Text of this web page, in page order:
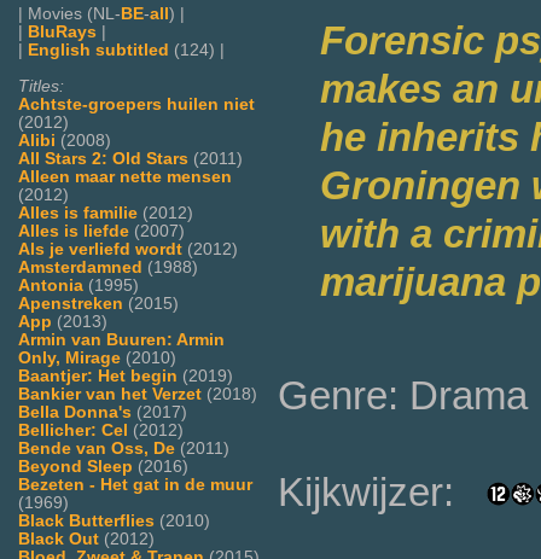
| Movies (NL- BE-all ) |
BluRays
English subtitled (124) |
Titles:
Achtste-groepers huilen niet
(2012)
Alibi (2008)
All Stars 2: Old Stars (2011)
Alleen maar nette mensen
(2012)
Alles is familie (2012)
Alles is liefde (2007)
Als je verliefd wordt (2012)
Amsterdamned (1988)
Antonia (1995)
Apenstreken (2015)
App (2013)
Armin van Buuren: Armin
Only, Mirage (2010)
Baantjer: Het begin (2019)
Bankier van het Verzet (2018)
Bella Donna's (2017)
Bellicher: Cel (2012)
Bende van Oss, De (2011)
Beyond Sleep (2016)
Bezeten - Het gat in de muur
(1969)
Black Butterflies (2010)
Black Out (2012)
Forensic
makes an
he inherits
Groningen
with a
marijuana
Genre: Drama
Kijkwijzer: